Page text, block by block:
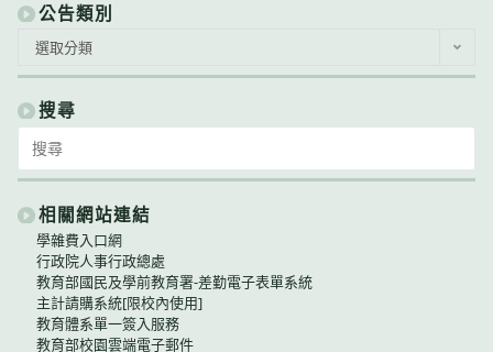
公告類別
類
別
選取分類
搜尋
for:
相關網站連結
學雜費入口網
行政院人事行政總處
教育部國民及學前教育署-差勤電子表單系統
主計請購系統[限校內使用]
教育體系單一簽入服務
教育部校園雲端電子郵件